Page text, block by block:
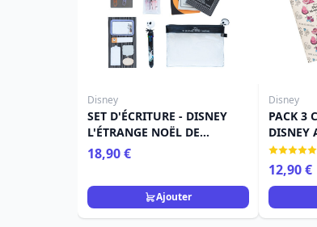
Disney
SET D'ÉCRITURE - DISNEY
L'ÉTRANGE NOËL DE
MONSIEUR JACK
18,90 €
Ajouter
Disney
PACK 3
DISNEY
12,90 €